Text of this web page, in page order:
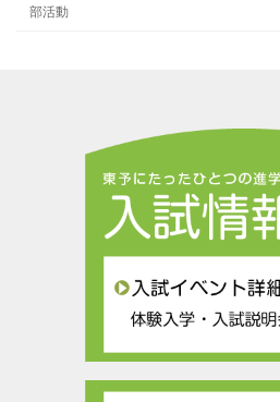
部活動